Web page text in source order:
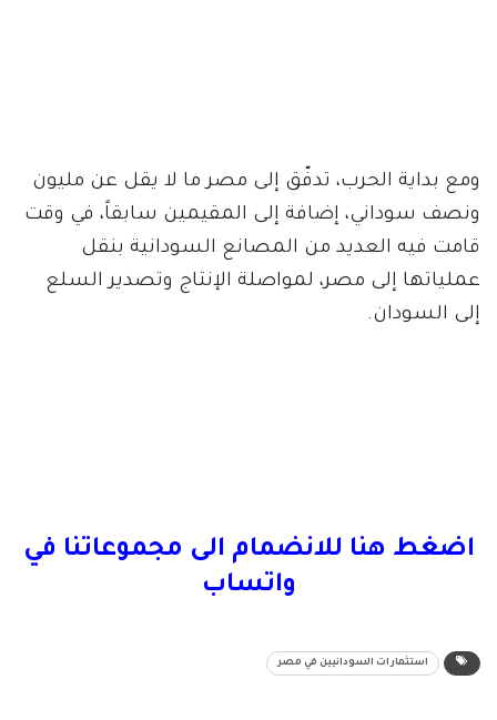
‏ومع بداية الحرب، تدفّق إلى مصر ما لا يقل عن مليون
ونصف سوداني، إضافة إلى المقيمين سابقاً، في وقت
قامت فيه العديد من المصانع السودانية بنقل
عملياتها إلى مصر، لمواصلة الإنتاج وتصدير السلع
إلى السودان.
اضغط هنا للانضمام الى مجموعاتنا في
واتساب
استثمارات السودانيين في مصر